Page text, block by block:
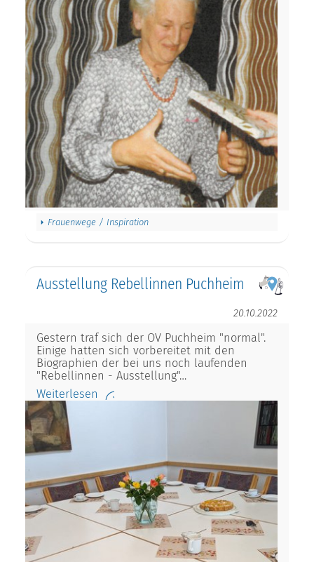
Frauenwege / Inspiration
Ausstellung Rebellinnen Puchheim
20.10.2022
Gestern traf sich der OV Puchheim "normal".
Einige hatten sich vorbereitet mit den
Biographien der bei uns noch laufenden
"Rebellinnen - Ausstellung"…
Weiterlesen